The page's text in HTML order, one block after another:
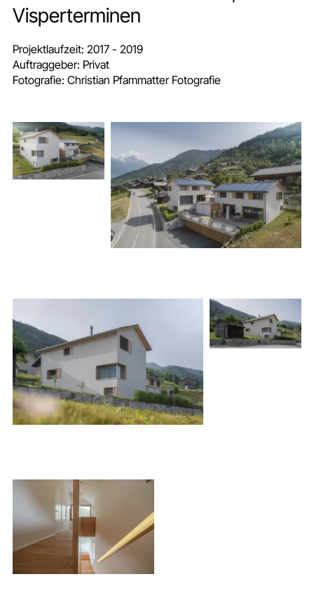
Visperterminen
Projektlaufzeit: 2017 - 2019
Auftraggeber: Privat
Fotografie: Christian Pfammatter Fotografie